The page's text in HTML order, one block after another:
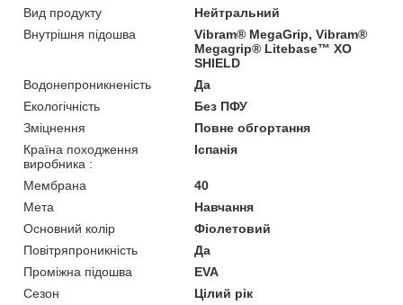
Вид продукту
Нейтральний
Внутрішня підошва
Vibram® MegaGrip, Vibram®
Megagrip® Litebase™ XO
SHIELD
Водонепроникненість
Да
Екологічність
Без ПФУ
Зміцнення
Повне обгортання
Країна походження
виробника :
Іспанія
Мембрана
40
Мета
Навчання
Основний колір
Фіолетовий
Повітряпроникність
Да
Проміжна підошва
EVA
Сезон
Цілий рік